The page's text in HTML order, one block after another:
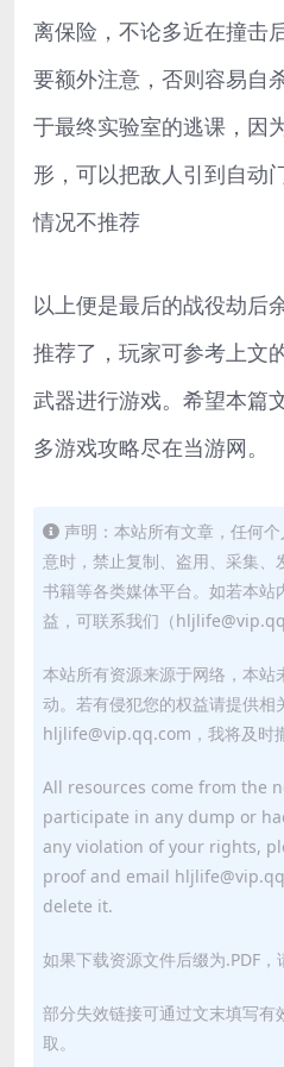
离保险，不论多近在撞击
要额外注意，否则容易自
于最终实验室的逃课，因
形，可以把敌人引到自动
情况不推荐
以上便是最后的战役劫后
推荐了，玩家可参考上文
武器进行游戏。希望本篇
多游戏攻略尽在当游网。
声明：本站所有文章，任何
意时，禁止复制、盗用、采集、
书籍等各类媒体平台。如若本站
益，可联系我们（
本站所有资源来源于网络，本
动。若有侵犯您的权益请提供相
hljlife@vip.qq.com，我将及时
All resources come from the
participate in any dump or
any violation of your rights,
proof and email
delete it.
如果下载资源文件后缀为.PDF，
部分失效链接可通过文末填写
取。